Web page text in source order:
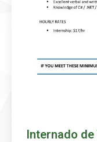
Internado